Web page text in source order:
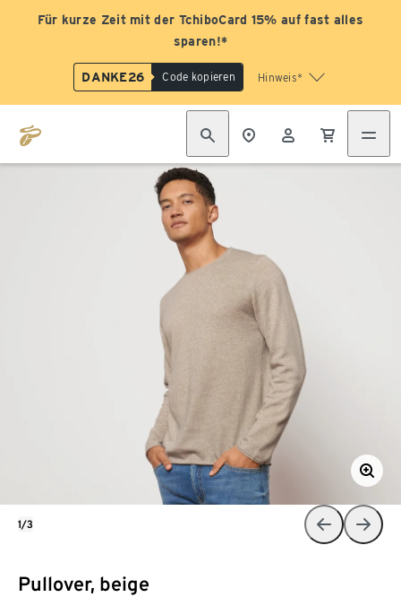
Für kurze Zeit mit der TchiboCard 15% auf fast alles
sparen!*
DANKE26 Code kopieren Hinweis*
Pullover, beige
1/3